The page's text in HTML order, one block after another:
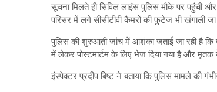
सूचना मिलते ही सिविल लाइंस पुलिस मौके पर पहुंची
परिसर में लगे सीसीटीवी कैमरों की फुटेज भी खंगाली जा
पुलिस की शुरुआती जांच में आशंका जताई जा रही है कि
में लेकर पोस्टमार्टम के लिए भेज दिया गया है और मृतक
इंस्पेक्टर प्रदीप बिष्ट ने बताया कि पुलिस मामले की